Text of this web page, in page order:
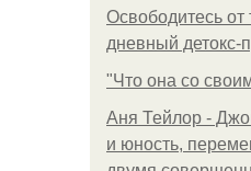
Освободитесь от
дневный детокс-
"Что она со
Аня Тейлор -
и юность,